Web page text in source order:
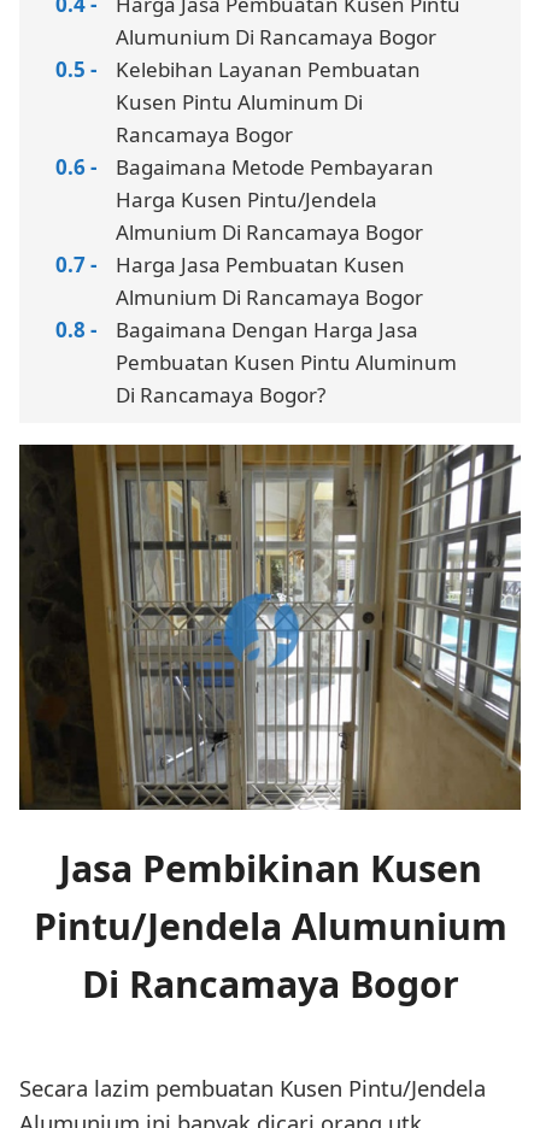
Alumunium Di Rancamaya Bogor
Kelebihan Layanan Pembuatan
Kusen Pintu Aluminum Di
Rancamaya Bogor
Bagaimana Metode Pembayaran
Harga Kusen Pintu/Jendela
Almunium Di Rancamaya Bogor
Harga Jasa Pembuatan Kusen
Almunium Di Rancamaya Bogor
Bagaimana Dengan Harga Jasa
Pembuatan Kusen Pintu Aluminum
Di Rancamaya Bogor?
Jasa Pembikinan Kusen
Pintu/Jendela Alumunium
Di Rancamaya Bogor
Secara lazim pembuatan Kusen Pintu/Jendela